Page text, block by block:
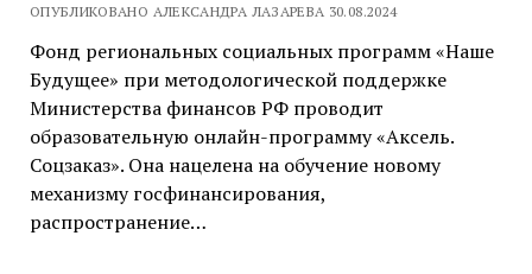
ОПУБЛИКОВАНО АЛЕКСАНДРА ЛАЗАРЕВА 30.08.2024
Фонд региональных социальных программ «Наше
Будущее» при методологической поддержке
Министерства финансов РФ проводит
образовательную онлайн-программу «Аксель.
Соцзаказ». Она нацелена на обучение новому
механизму госфинансирования,
распространение…